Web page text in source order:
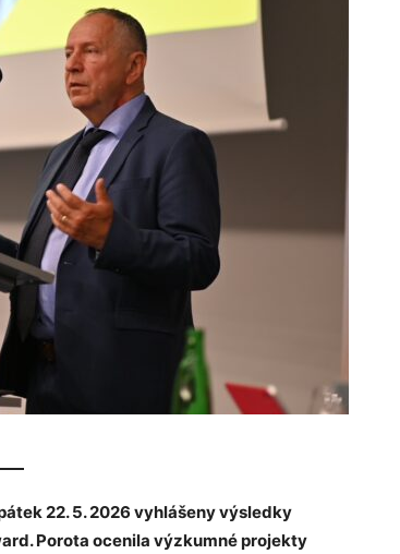
22. 5. 2026 vyhlášeny výsledky
Porota ocenila výzkumné projekty